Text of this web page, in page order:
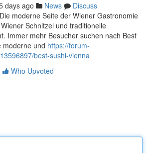
days ago News
Discuss
moderne Seite der Wiener Gastronomie
Schnitzel und traditionelle
Immer mehr Besucher suchen nach Best
moderne und https://forum-
best-sushi-vienna
Who Upvoted